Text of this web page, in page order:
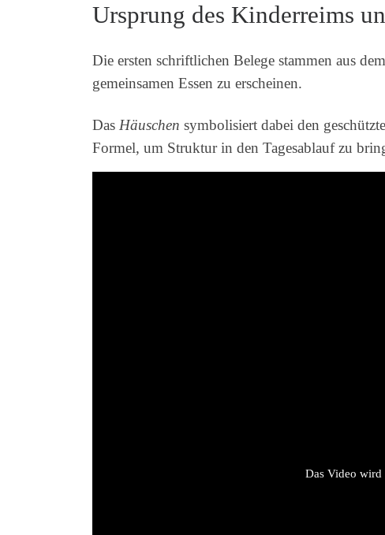
Ursprung des Kinderreims
Die ersten schriftlichen Belege stammen aus
gemeinsamen Essen zu erscheinen.
Das Häuschen symbolisiert dabei den
Formel, um Struktur in den Tagesablauf zu
Das Video wird